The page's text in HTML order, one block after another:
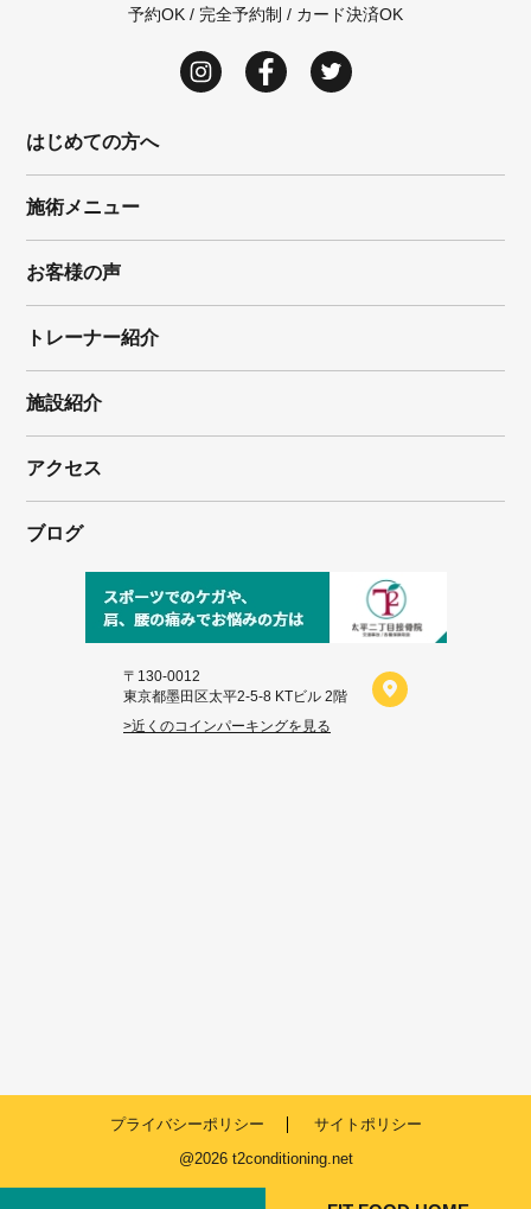
予約OK / 完全予約制 / カード決済OK
はじめての方へ
施術メニュー
お客様の声
トレーナー紹介
施設紹介
アクセス
ブログ
〒130-0012
東京都墨田区太平2-5-8 KTビル 2階
>近くのコインパーキングを見る
プライバシーポリシー
サイトポリシー
@2026 t2conditioning.net